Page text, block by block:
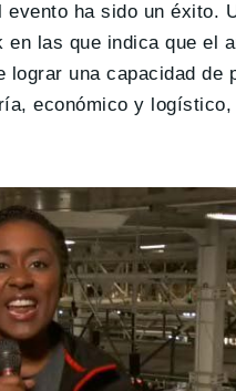
ha sido un éxito.
las que indica que el
una capacidad de
económico y